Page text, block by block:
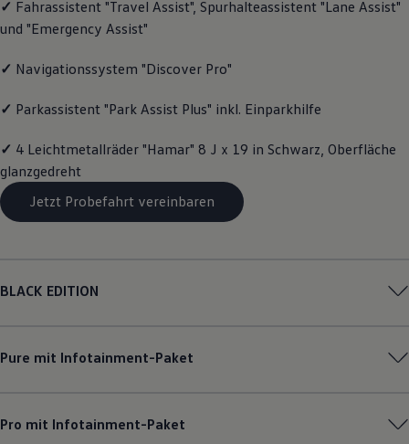
Motorenöl und Flüssigkeiten
Räder und Reifen
Economy Service
Volkswagen Teile
Modellspezifisches Zubehör
Transport
Individualisieren
Wallbox und Ladekabel
Digitale Extras
Dienste für Ihr Modell finden
Über Ihr Auto
Warn- und Kontrollleuchten
Magazin
✓ Fahrassistent "Travel Assist", Spurhalteassistent "Lane Assist"
und "Emergency Assist"
✓ Navigationssystem "Discover Pro"
✓ Parkassistent "Park Assist Plus" inkl. Einparkhilfe
✓ 4 Leichtmetallräder "Hamar" 8 J x 19 in Schwarz, Oberfläche
glanzgedreht
Jetzt Probefahrt vereinbaren
BLACK EDITION
Pure mit Infotainment-Paket
Pro mit Infotainment-Paket